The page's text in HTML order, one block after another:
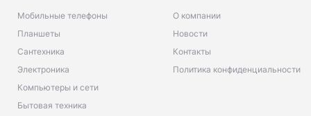
Мобильные телефоны
Планшеты
Сантехника
Электроника
Компьютеры и сети
Бытовая техника
О компании
Новости
Контакты
Политика конфиденциальности